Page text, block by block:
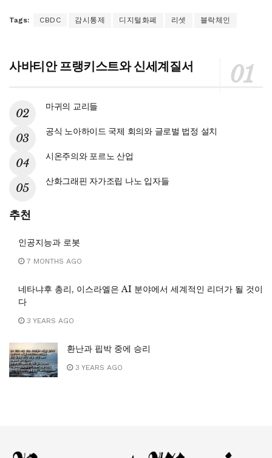
Tags: CBDC 감시통제 디지털화폐 리셋 블락체인
사바티안 프랭키스트와 신세계질서
마귀의 교리들
공식 노아하이드 국제 회의와 글로벌 법정 설치
시온주의와 포르노 산업
산화그래핀 자가조립 나노 입자들
추천
인공지능과 로봇
7 MONTHS AGO
네타냐후 총리, 이스라엘은 AI 분야에서 세계적인 리더가 될 것이
다
3 YEARS AGO
환난과 핍박 중에 승리
3 YEARS AGO